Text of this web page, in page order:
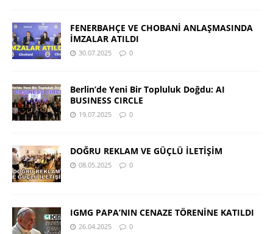
FENERBAHÇE VE CHOBANİ ANLAŞMASINDA
İMZALAR ATILDI
30.07.2025 0
Berlin’de Yeni Bir Topluluk Doğdu: AI
BUSINESS CIRCLE
19.07.2025 0
DOĞRU REKLAM VE GÜÇLÜ İLETİŞİM
08.05.2025 0
IGMG PAPA’NIN CENAZE TÖRENİNE KATILDI
26.04.2025 0